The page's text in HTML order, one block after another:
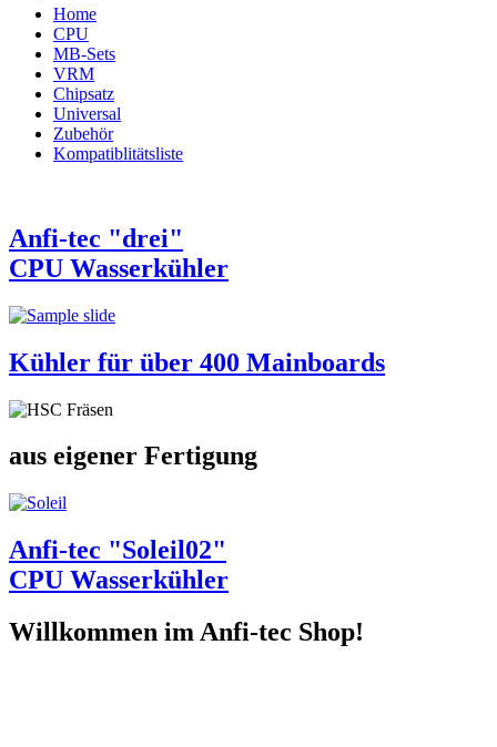
Home
CPU
MB-Sets
VRM
Chipsatz
Universal
Zubehör
Kompatiblitätsliste
Anfi-tec "drei"
CPU Wasserkühler
Kühler für über 400 Mainboards
aus eigener Fertigung
Anfi-tec "Soleil02"
CPU Wasserkühler
Willkommen im Anfi-tec Shop!